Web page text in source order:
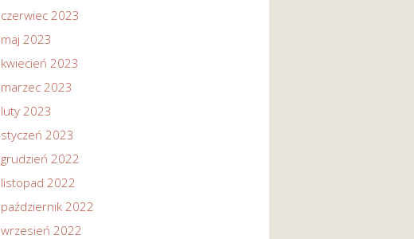
czerwiec 2023
maj 2023
kwiecień 2023
marzec 2023
luty 2023
styczeń 2023
grudzień 2022
listopad 2022
październik 2022
wrzesień 2022